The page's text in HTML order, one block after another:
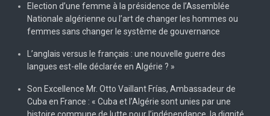
Election d’une femme à la présidence de l’Assemblée
Nationale algérienne ou l’art de changer les hommes ou
femmes sans changer le système de gouvernance
L’anglais versus le français : une nouvelle guerre des
langues est-elle déclarée en Algérie ? »
Son Excellence Mr. Otto Vaillant Frías, Ambassadeur de
Cuba en France : « Cuba et l’Algérie sont unies par une